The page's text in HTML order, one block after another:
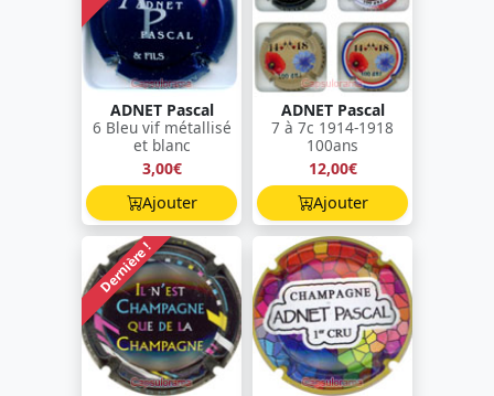
ADNET Pascal
6 Bleu vif métallisé
et blanc
3,00€
Ajouter
ADNET Pascal
7 à 7c 1914-1918
100ans
12,00€
Ajouter
Dernière !